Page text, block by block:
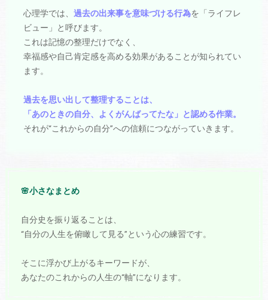
心理学では、 過去の出来事を意味づける行為を「ライフレ
ビュー」と呼びます。
これは記憶の整理だけでなく、
幸福感や自己肯定感を高める効果があることが知られてい
ます。
過去を思い出して整理することは、
「あのときの自分、よくがんばってたな」と認める作業。
それが“これからの自分”への信頼につながっていきます。
🌸小さなまとめ
自分史を振り返ることは、
“自分の人生を俯瞰して見る”という心の練習です。
そこに浮かび上がるキーワードが、
あなたのこれからの人生の“軸”になります。